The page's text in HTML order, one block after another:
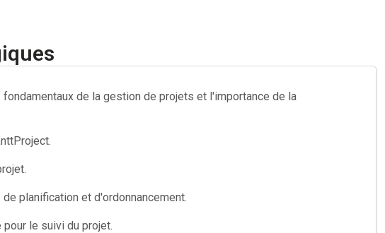
de la gestion de projets et l'importance de la
planification et d'ordonnancement.
le suivi du projet.